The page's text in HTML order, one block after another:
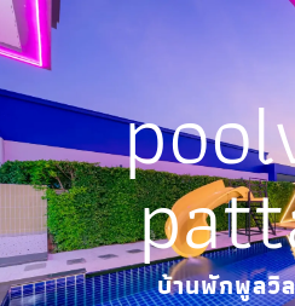
Skip
to
content
บ้านพักพูลวิ